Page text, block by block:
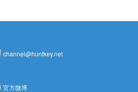
channel@huntkey.net
官方微博